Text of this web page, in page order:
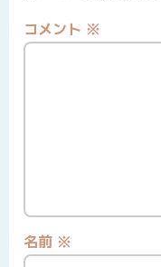
コメント ※
名前 ※